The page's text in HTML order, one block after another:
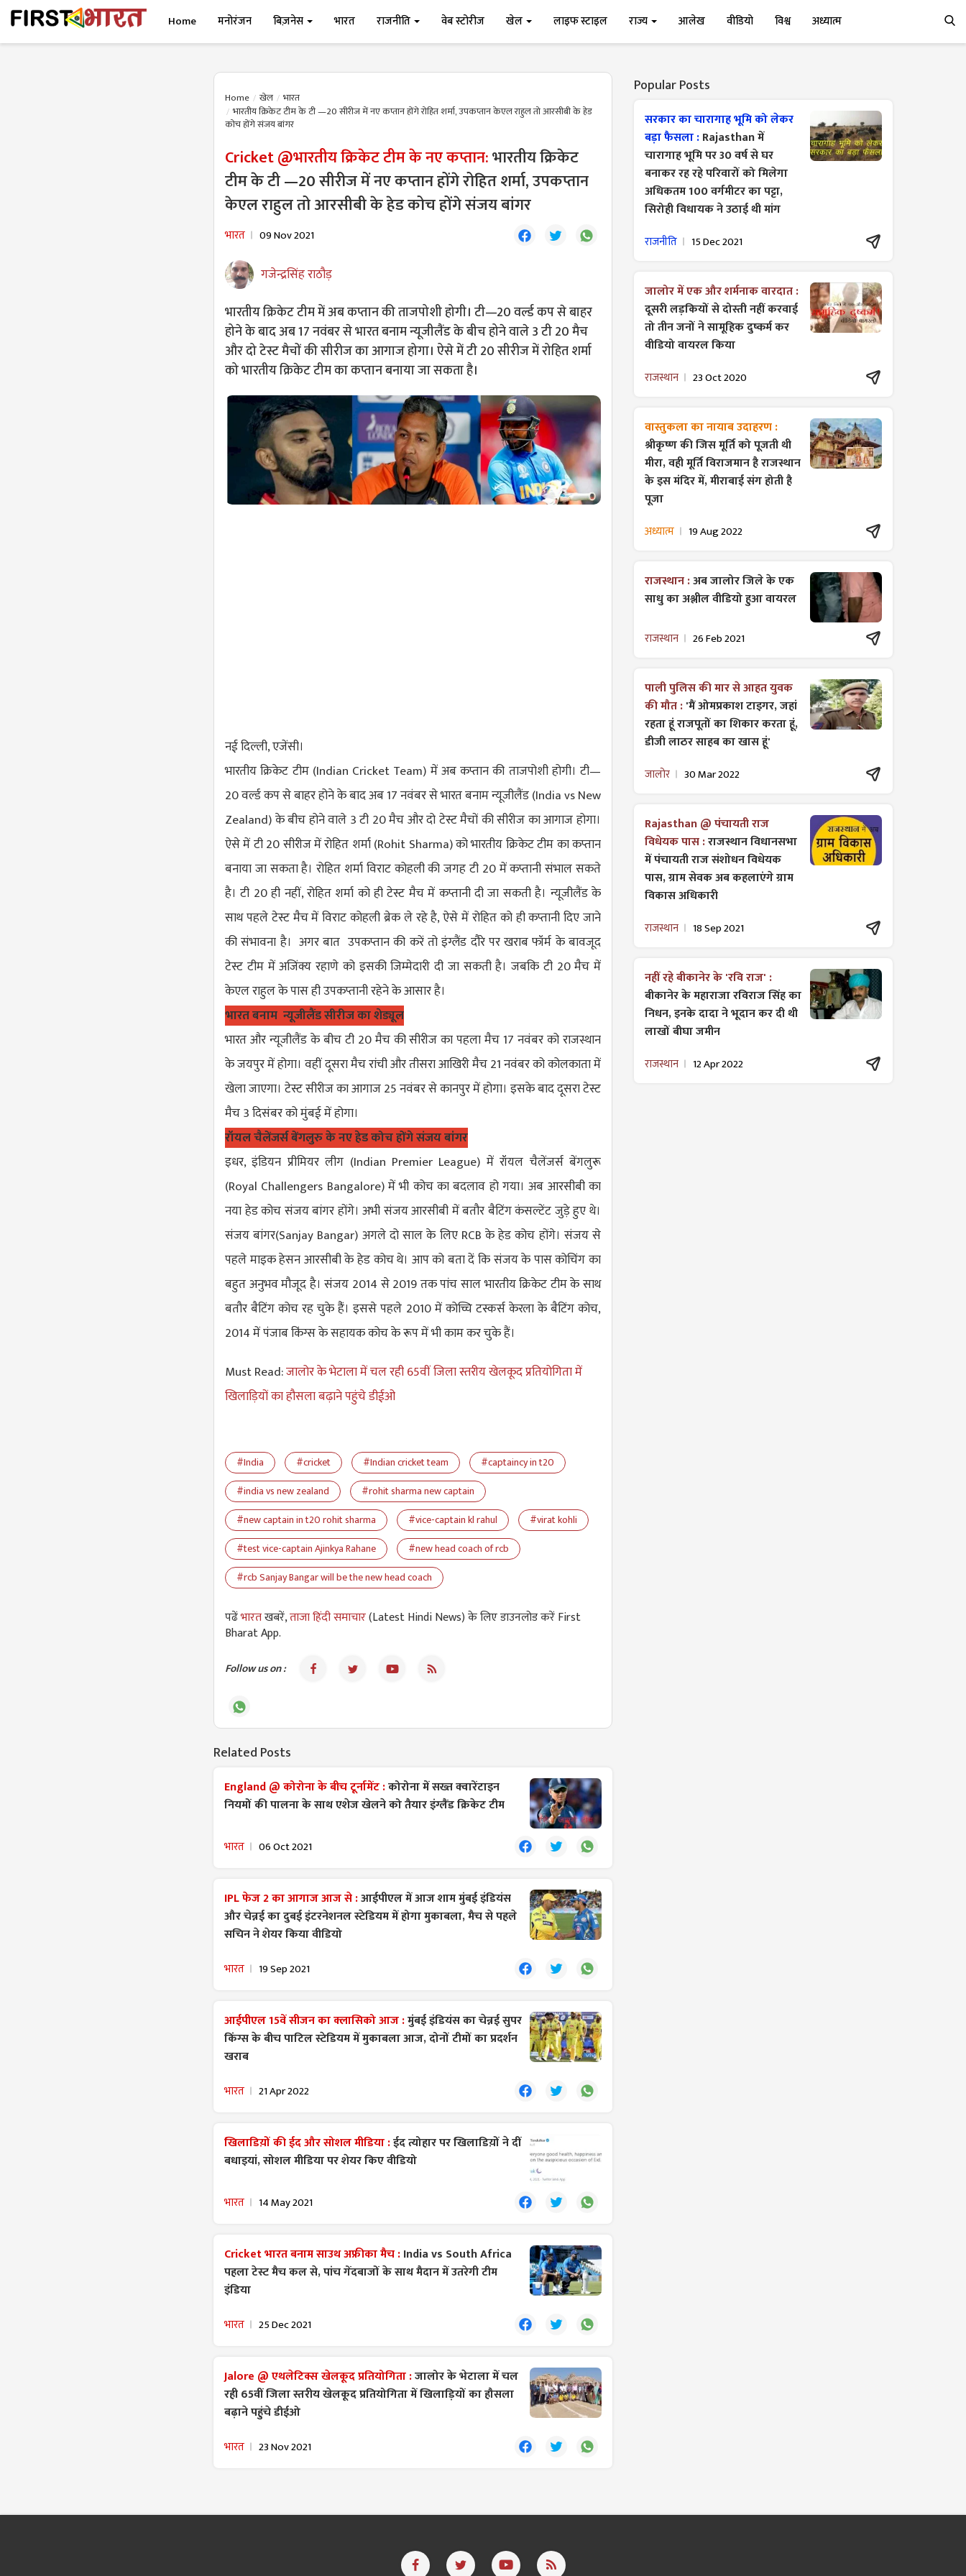
Home मनोरंजन बिज़नेस भारत राजनीति वेब स्टोरीज खेल लाइफ स्टाइल राज्य आलेख वीडियो विश्व अध्यात्म
Home खेल
भारत
भारतीय क्रिकेट टीम के टी —20 सीरीज में नए कप्तान होंगे रोहित शर्मा, उपकप्तान केएल राहुल तो आरसीबी के हेड
कोच होंगे संजय बांगर
Cricket @भारतीय क्रिकेट टीम के नए कप्तान:भारतीय क्रिकेट
टीम के टी —20 सीरीज में नए कप्तान होंगे रोहित शर्मा, उपकप्तान
केएल राहुल तो आरसीबी के हेड कोच होंगे संजय बांगर
भारत 09 Nov 2021
गजेन्द्रसिंह राठौड़
भारतीय क्रिकेट टीम में अब कप्तान की ताजपोशी होगी। टी—20 वर्ल्ड कप से बाहर
होने के बाद अब 17 नवंबर से भारत बनाम न्यूजीलैंड के बीच होने वाले 3 टी 20 मैच
और दो टेस्ट मैचों की सीरीज का आगाज होगा। ऐसे में टी 20 सीरीज में रोहित शर्मा
को भारतीय क्रिकेट टीम का कप्तान बनाया जा सकता है।
नई दिल्ली, एजेंसी।
भारतीय क्रिकेट टीम (Indian Cricket Team) में अब कप्तान की ताजपोशी होगी। टी—
20 वर्ल्ड कप से बाहर होने के बाद अब 17 नवंबर से भारत बनाम न्यूजीलैंड (India vs New
Zealand) के बीच होने वाले 3 टी 20 मैच और दो टेस्ट मैचों की सीरीज का आगाज होगा।
ऐसे में टी 20 सीरीज में रोहित शर्मा (Rohit Sharma) को भारतीय क्रिकेट टीम का कप्तान
बनाया जा सकता है। रोहित शर्मा विराट कोहली की जगह टी 20 में कप्तानी संभाल सकते
है। टी 20 ही नहीं, रोहित शर्मा को ही टेस्ट मैच में कप्तानी दी जा सकती है। न्यूजीलैंड के
साथ पहले टेस्ट मैच में विराट कोहली ब्रेक ले रहे है, ऐसे में रोहित को ही कप्तानी दिए जाने
की संभावना है। अगर बात उपकप्तान की करें तो इंग्लैंड दौरे पर खराब फॉर्म के बावजूद
टेस्ट टीम में अजिंक्य रहाणे को इसकी जिम्मेदारी दी जा सकती है। जबकि टी 20 मैच में
केएल राहुल के पास ही उपकप्तानी रहेने के आसार है।
भारत बनाम न्यूजीलैंड सीरीज का शेड्यूल
भारत और न्यूजीलैंड के बीच टी 20 मैच की सीरीज का पहला मैच 17 नवंबर को राजस्थान
के जयपुर में होगा। वहीं दूसरा मैच रांची और तीसरा आखिरी मैच 21 नवंबर को कोलकाता में
खेला जाएगा। टेस्ट सीरीज का आगाज 25 नवंबर से कानपुर में होगा। इसके बाद दूसरा टेस्ट
मैच 3 दिसंबर को मुंबई में होगा।
रॉयल चैलेंजर्स बेंगलुरु के नए हेड कोच होंगे संजय बांगर
इधर, इंडियन प्रीमियर लीग (Indian Premier League) में रॉयल चैलेंजर्स बेंगलुरू
(Royal Challengers Bangalore) में भी कोच का बदलाव हो गया। अब आरसीबी का
नया हेड कोच संजय बांगर होंगे। अभी संजय आरसीबी में बतौर बैटिंग कंसल्टेंट जुड़े हुए थे।
संजय बांगर(Sanjay Bangar) अगले दो साल के लिए RCB के हेड कोच होंगे। संजय से
पहले माइक हेसन आरसीबी के हेड कोच थे। आप को बता दें कि संजय के पास कोचिंग का
बहुत अनुभव मौजूद है। संजय 2014 से 2019 तक पांच साल भारतीय क्रिकेट टीम के साथ
बतौर बैटिंग कोच रह चुके हैंं। इससे पहले 2010 में कोच्चि टस्कर्स केरला के बैटिंग कोच,
2014 में पंजाब किंग्स के सहायक कोच के रूप में भी काम कर चुके हैं।
Must Read:जालोर के भेटाला में चल रही 65वीं जिला स्तरीय खेलकूद प्रतियोगिता में
खिलाड़ियों का हौसला बढ़ाने पहुंचे डीईओ
#India #cricket #Indian cricket team
#captaincy in t20
#india vs new zealand
#rohit sharma new captain
#new captain in t20 rohit sharma
#vice-captain kl rahul
#virat kohli
#test vice-captain Ajinkya Rahane
#new head coach of rcb
#rcb Sanjay Bangar will be the new head coach
पढेंभारतखबरें,ताजा हिंदी समाचार(Latest Hindi News) के लिए डाउनलोड करें First
Bharat App.
Follow us on :
Related Posts
England @ कोरोना के बीच टूर्नामेंट :कोरोना में सख्त क्वारेंटाइन
नियमों की पालना के साथ एशेज खेलने को तैयार इंग्लैंड क्रिकेट टीम
भारत 06 Oct 2021
IPL फेज 2 का आगाज आज से :आईपीएल में आज शाम मुंबई इंडियंस
और चेन्नई का दुबई इंटरनेशनल स्टेडियम में होगा मुकाबला, मैच से पहले
सचिन ने शेयर किया वीडियो
भारत 19 Sep 2021
आईपीएल 15वें सीजन का क्लासिको आज :मुंबई इंडियंस का चेन्नई सुपर
किंग्स के बीच पाटिल स्टेडियम में मुकाबला आज, दोनों टीमों का प्रदर्शन
खराब
भारत 21 Apr 2022
खिलाडिय़ों की ईद और सोशल मीडिया :ईद त्योहार पर खिलाडिय़ों ने दीं
बधाइयां, सोशल मीडिया पर शेयर किए वीडियो
भारत 14 May 2021
Cricket भारत बनाम साउथ अफ्रीका मैच :India vs South Africa
पहला टेस्ट मैच कल से, पांच गेंदबाजों के साथ मैदान में उतरेगी टीम
इंडिया
भारत 25 Dec 2021
Jalore @ एथलेटिक्स खेलकूद प्रतियोगिता :जालोर के भेटाला में चल
रही 65वीं जिला स्तरीय खेलकूद प्रतियोगिता में खिलाड़ियों का हौसला
बढ़ाने पहुंचे डीईओ
भारत 23 Nov 2021
Popular Posts
सरकार का चारागाह भूमि को लेकर
बड़ा फैसला :Rajasthan में
चारागाह भूमि पर 30 वर्ष से घर
बनाकर रह रहे परिवारों को मिलेगा
अधिकतम 100 वर्गमीटर का पट्टा,
सिरोही विधायक ने उठाई थी मांग
राजनीति 15 Dec 2021
जालोर में एक और शर्मनाक वारदात :
दूसरी लड़कियों से दोस्ती नहीं करवाई
तो तीन जनों ने सामूहिक दुष्कर्म कर
वीडियो वायरल किया
राजस्थान 23 Oct 2020
वास्तुकला का नायाब उदाहरण :
श्रीकृष्ण की जिस मूर्ति को पूजती थी
मीरा, वही मूर्ति विराजमान है राजस्थान
के इस मंदिर में, मीराबाई संग होती है
पूजा
अध्यात्म 19 Aug 2022
राजस्थान :अब जालोर जिले के एक
साधु का अश्लील वीडियो हुआ वायरल
राजस्थान 26 Feb 2021
पाली पुलिस की मार से आहत युवक
की मौत :'मैं ओमप्रकाश टाइगर, जहां
रहता हूं राजपूतों का शिकार करता हूं,
डीजी लाठर साहब का खास हूं'
जालोर 30 Mar 2022
Rajasthan @ पंचायती राज
विधेयक पास :राजस्थान विधानसभा
में पंचायती राज ​संशोधन विधेयक
पास, ग्राम सेवक अब कहलाएंगे ग्राम
विकास अधिकारी
राजस्थान 18 Sep 2021
नहीं रहे बीकानेर के 'रवि राज' :
बीकानेर के महाराजा रविराज सिंह का
निधन, इनके दादा ने भूदान कर दी थी
लाखों बीघा जमीन
राजस्थान 12 Apr 2022